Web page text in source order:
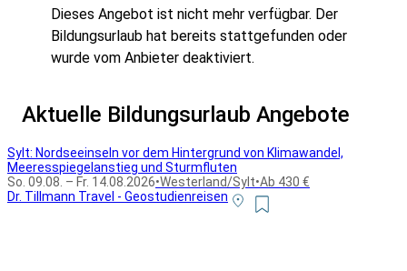
Dieses Angebot ist nicht mehr verfügbar. Der
Bildungsurlaub hat bereits stattgefunden oder
wurde vom Anbieter deaktiviert.
Aktuelle Bildungsurlaub Angebote
Sylt: Nordseeinseln vor dem Hintergrund von Klimawandel,
Meeresspiegelanstieg und Sturmfluten
So. 09.08. – Fr. 14.08.2026•Westerland/Sylt•Ab 430 €
Dr. Tillmann Travel - Geostudienreisen